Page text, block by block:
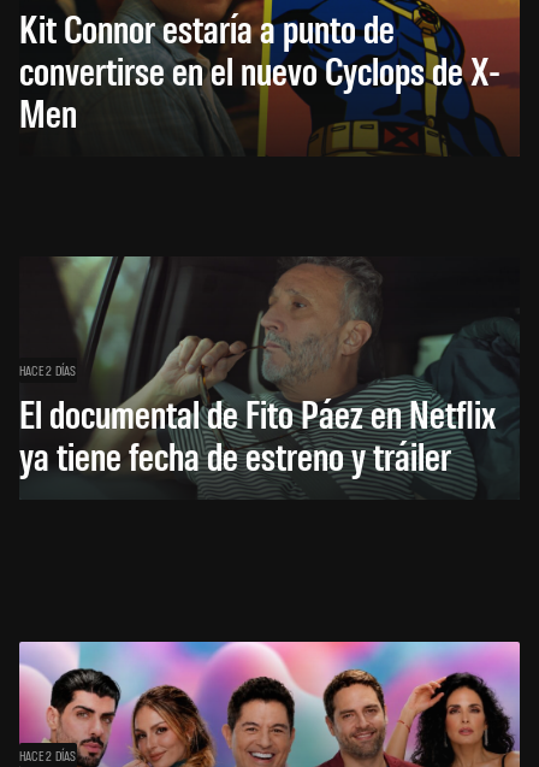
Kit Connor estaría a punto de
convertirse en el nuevo Cyclops de X-
Men
HACE 2 DÍAS
El documental de Fito Páez en Netflix
ya tiene fecha de estreno y tráiler
HACE 2 DÍAS